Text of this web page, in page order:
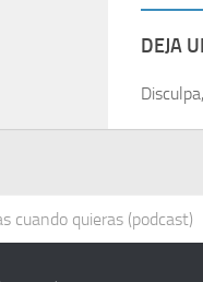
DEJA
cuando quieras (podcast)